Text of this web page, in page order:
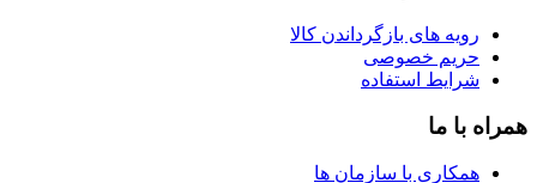
رویه های بازگرداندن کالا
حریم خصوصی
شرایط استفاده
همراه با ما
همکاری با سازمان ها